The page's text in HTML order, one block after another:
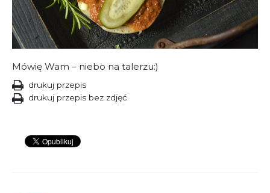
Mówię Wam – niebo na talerzu:)
drukuj przepis
drukuj przepis bez zdjęć